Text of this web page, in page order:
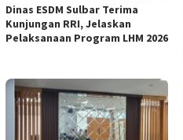
Dinas ESDM Sulbar Terima
Kunjungan RRI, Jelaskan
Pelaksanaan Program LHM 2026